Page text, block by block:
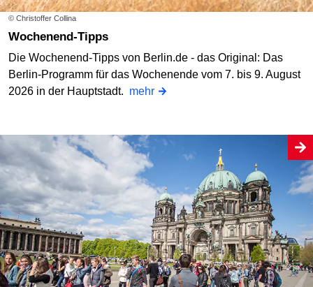
© Christoffer Collina
Wochenend-Tipps
Die Wochenend-Tipps von Berlin.de - das Original: Das
Berlin-Programm für das Wochenende vom 7. bis 9. August
2026 in der Hauptstadt. mehr